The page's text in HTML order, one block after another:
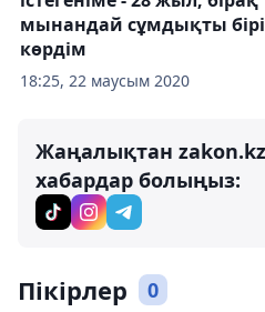
18:25, 22 маусым 2020
мынандай сұмдықты
көрдім
Жаңалықтан
хабардар болыңыз:
Пікірлер 0